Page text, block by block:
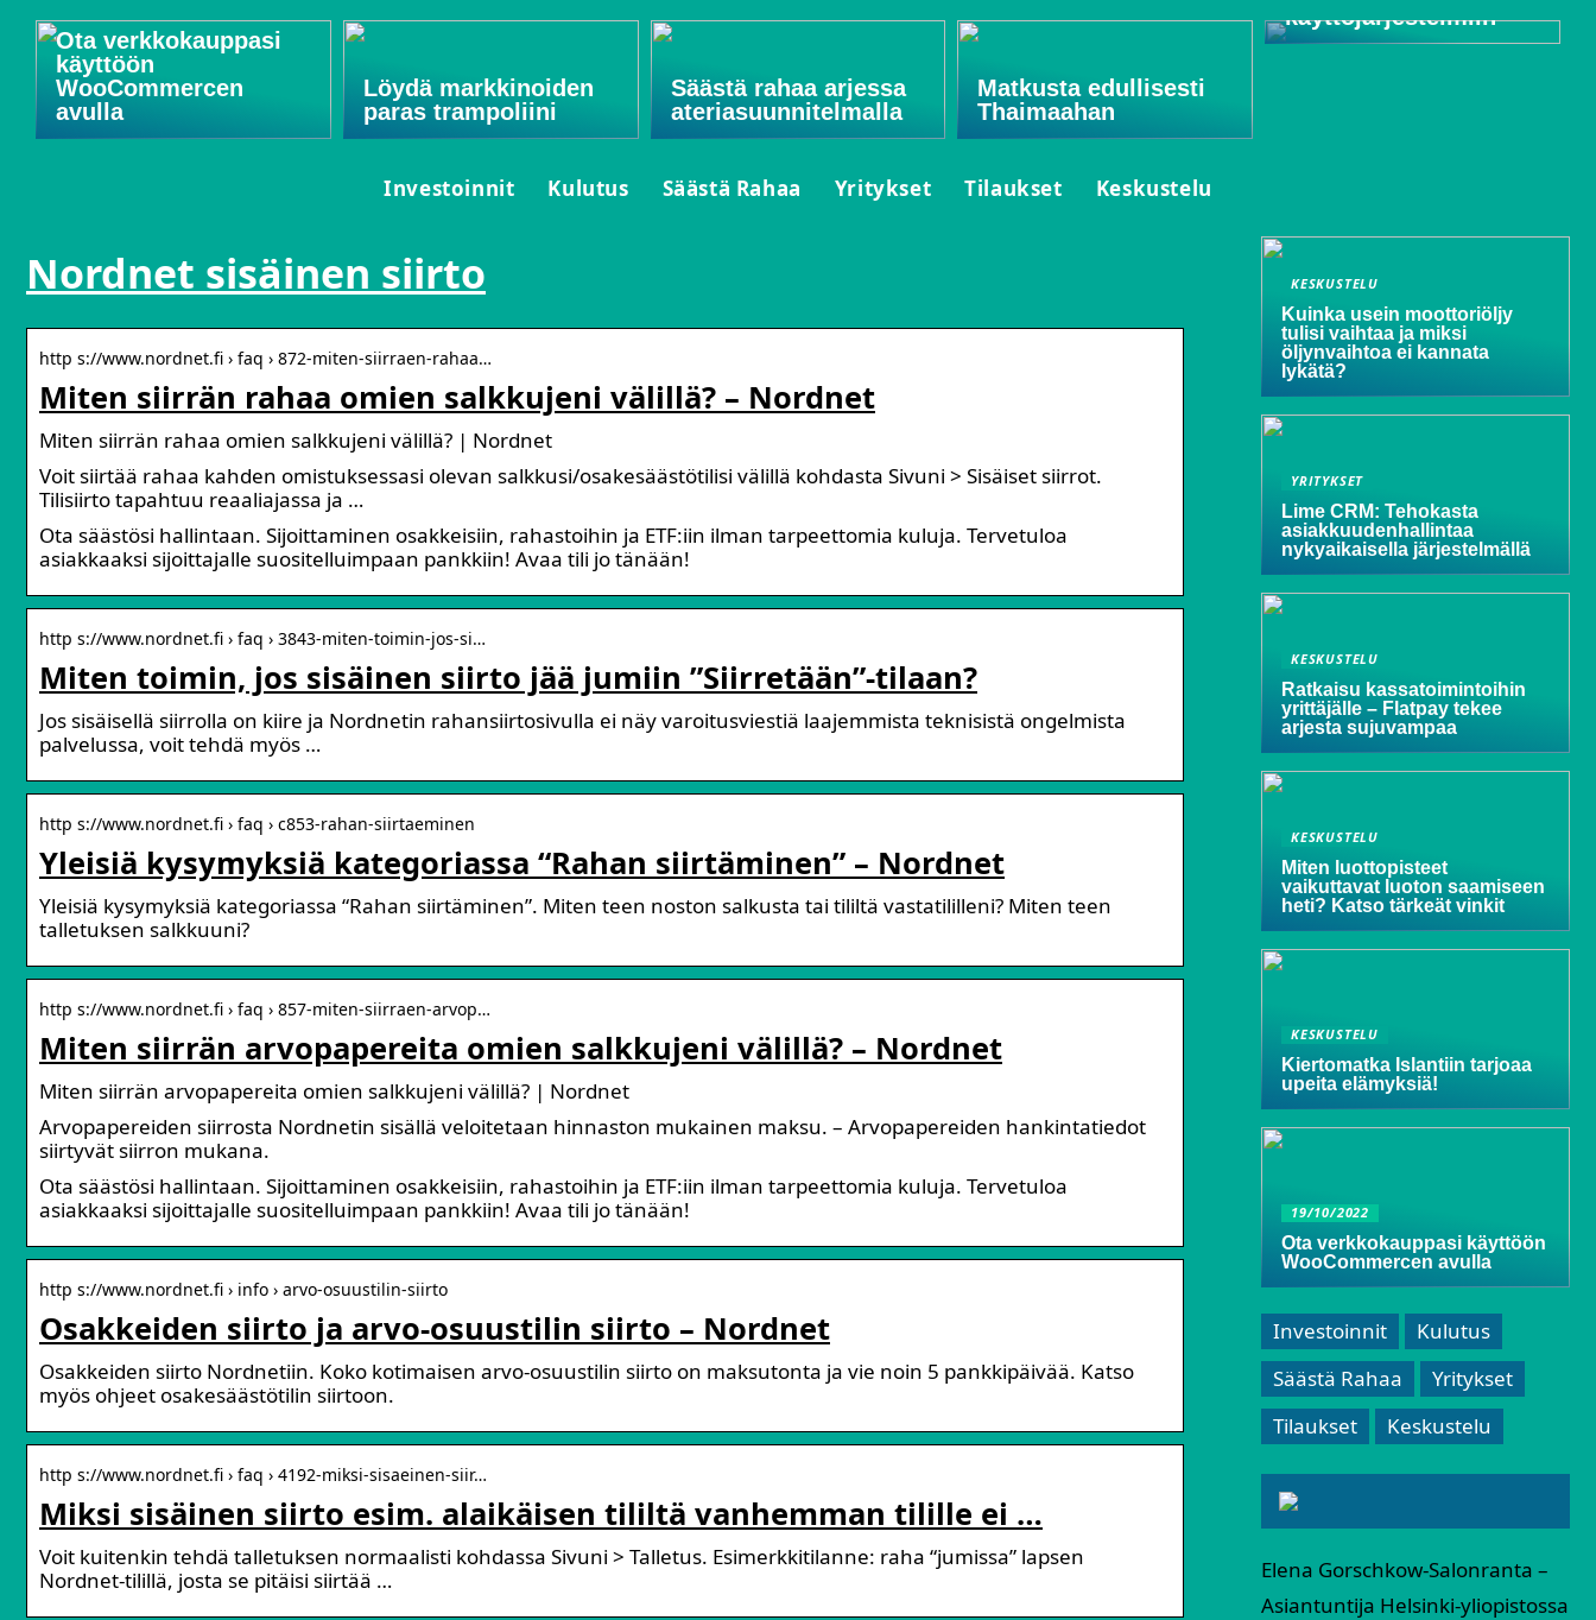
Ota verkkokauppasi
käyttöön
WooCommercen
avulla
Löydä markkinoiden
paras trampoliini
Säästä rahaa arjessa
ateriasuunnitelmalla
Matkusta edullisesti
Thaimaahan
käyttöjärjestelmiin
Investoinnit Kulutus Säästä Rahaa Yritykset Tilaukset Keskustelu
Nordnet sisäinen siirto
http s://www.nordnet.fi › faq › 872-miten-siirraen-rahaa…
Miten siirrän rahaa omien salkkujeni välillä? – Nordnet
Miten siirrän rahaa omien salkkujeni välillä? | Nordnet
Voit siirtää rahaa kahden omistuksessasi olevan salkkusi/osakesäästötilisi välillä kohdasta Sivuni > Sisäiset siirrot.
Tilisiirto tapahtuu reaaliajassa ja …
Ota säästösi hallintaan. Sijoittaminen osakkeisiin, rahastoihin ja ETF:iin ilman tarpeettomia kuluja. Tervetuloa
asiakkaaksi sijoittajalle suositelluimpaan pankkiin! Avaa tili jo tänään!
http s://www.nordnet.fi › faq › 3843-miten-toimin-jos-si…
Miten toimin, jos sisäinen siirto jää jumiin ”Siirretään”-tilaan?
Jos sisäisellä siirrolla on kiire ja Nordnetin rahansiirtosivulla ei näy varoitusviestiä laajemmista teknisistä ongelmista
palvelussa, voit tehdä myös …
http s://www.nordnet.fi › faq › c853-rahan-siirtaeminen
Yleisiä kysymyksiä kategoriassa “Rahan siirtäminen” – Nordnet
Yleisiä kysymyksiä kategoriassa “Rahan siirtäminen”. Miten teen noston salkusta tai tililtä vastatililleni? Miten teen
talletuksen salkkuuni?
http s://www.nordnet.fi › faq › 857-miten-siirraen-arvop…
Miten siirrän arvopapereita omien salkkujeni välillä? – Nordnet
Miten siirrän arvopapereita omien salkkujeni välillä? | Nordnet
Arvopapereiden siirrosta Nordnetin sisällä veloitetaan hinnaston mukainen maksu. – Arvopapereiden hankintatiedot
siirtyvät siirron mukana.
Ota säästösi hallintaan. Sijoittaminen osakkeisiin, rahastoihin ja ETF:iin ilman tarpeettomia kuluja. Tervetuloa
asiakkaaksi sijoittajalle suositelluimpaan pankkiin! Avaa tili jo tänään!
http s://www.nordnet.fi › info › arvo-osuustilin-siirto
Osakkeiden siirto ja arvo-osuustilin siirto – Nordnet
Osakkeiden siirto Nordnetiin. Koko kotimaisen arvo-osuustilin siirto on maksutonta ja vie noin 5 pankkipäivää. Katso
myös ohjeet osakesäästötilin siirtoon.
http s://www.nordnet.fi › faq › 4192-miksi-sisaeinen-siir…
Miksi sisäinen siirto esim. alaikäisen tililtä vanhemman tilille ei …
Voit kuitenkin tehdä talletuksen normaalisti kohdassa Sivuni > Talletus. Esimerkkitilanne: raha “jumissa” lapsen
Nordnet-tilillä, josta se pitäisi siirtää …
KESKUSTELU
Kuinka usein moottoriöljy
tulisi vaihtaa ja miksi
öljynvaihtoa ei kannata
lykätä?
YRITYKSET
Lime CRM: Tehokasta
asiakkuudenhallintaa
nykyaikaisella järjestelmällä
KESKUSTELU
Ratkaisu kassatoimintoihin
yrittäjälle – Flatpay tekee
arjesta sujuvampaa
KESKUSTELU
Miten luottopisteet
vaikuttavat luoton saamiseen
heti? Katso tärkeät vinkit
KESKUSTELU
Kiertomatka Islantiin tarjoaa
upeita elämyksiä!
19/10/2022
Ota verkkokauppasi käyttöön
WooCommercen avulla
Investoinnit
Kulutus
Säästä Rahaa
Yritykset
Tilaukset
Keskustelu
Elena Gorschkow-Salonranta –
Asiantuntija Helsinki-yliopistossa